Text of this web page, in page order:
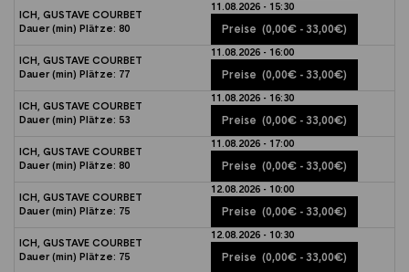
ICH, GUSTAVE COURBET
Dauer (min) Plätze: 80
11.08.2026 - 15:30
Preise (0,00€ - 33,00€)
ICH, GUSTAVE COURBET
Dauer (min) Plätze: 77
11.08.2026 - 16:00
Preise (0,00€ - 33,00€)
ICH, GUSTAVE COURBET
Dauer (min) Plätze: 53
11.08.2026 - 16:30
Preise (0,00€ - 33,00€)
ICH, GUSTAVE COURBET
Dauer (min) Plätze: 80
11.08.2026 - 17:00
Preise (0,00€ - 33,00€)
ICH, GUSTAVE COURBET
Dauer (min) Plätze: 75
12.08.2026 - 10:00
Preise (0,00€ - 33,00€)
ICH, GUSTAVE COURBET
Dauer (min) Plätze: 75
12.08.2026 - 10:30
Preise (0,00€ - 33,00€)